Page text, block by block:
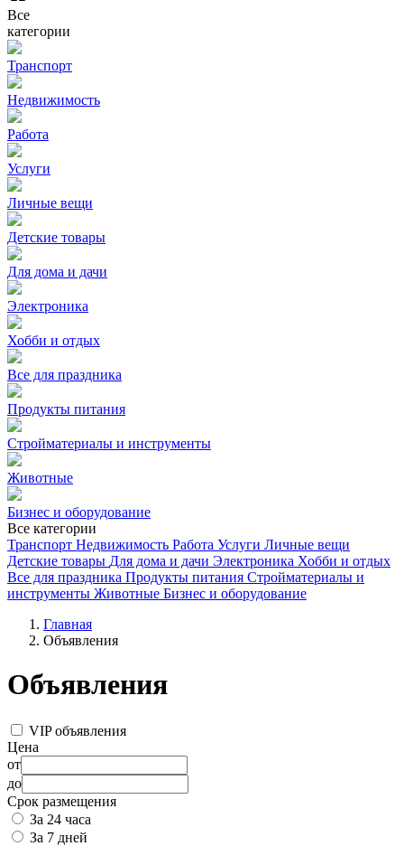
Все
категории
Транспорт
Недвижимость
Работа
Услуги
Личные вещи
Детские товары
Для дома и дачи
Электроника
Хобби и отдых
Все для праздника
Продукты питания
Стройматериалы и инструменты
Животные
Бизнес и оборудование
Все категории
Транспорт Недвижимость Работа Услуги Личные вещи
Детские товары Для дома и дачи Электроника Хобби и отдых
Все для праздника Продукты питания Стройматериалы и
инструменты Животные Бизнес и оборудование
Главная
Объявления
Объявления
VIP объявления
Цена
от
до
Срок размещения
За 24 часа
За 7 дней